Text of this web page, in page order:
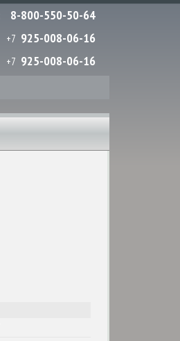
8-800-550-50-64
+7 925-008-06-16
+7 925-008-06-16